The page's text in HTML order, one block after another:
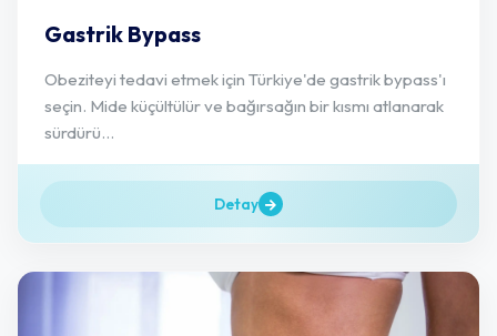
Gastrik Bypass
Obeziteyi tedavi etmek için Türkiye'de gastrik bypass'ı
seçin. Mide küçültülür ve bağırsağın bir kısmı atlanarak
sürdürü...
Detay